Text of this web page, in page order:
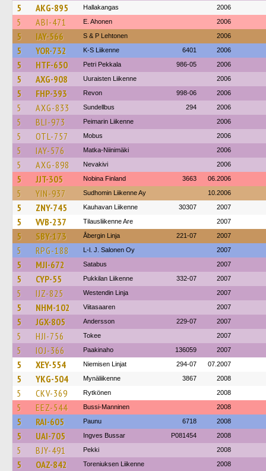
5 AKG-895 Hallakangas 2006
5 ABI-471 E. Ahonen 2006
5 IAY-566 S & P Lehtonen 2006
5 YOR-732 K-S Liikenne 6401 2006
5 HTF-650 Petri Pekkala 986-05 2006
5 AXG-908 Uuraisten Liikenne 2006
5 FHP-393 Revon 998-06 2006
5 AXG-833 Sundellbus 294 2006
5 BLI-973 Peimarin Liikenne 2006
5 OTL-757 Mobus 2006
5 IAY-576 Matka-Niinimäki 2006
5 AXG-898 Nevakivi 2006
5 JJT-305 Nobina Finland 3663 06.2006
5 YIN-937 Sudhomin Liikenne Ay 10.2006
5 ZNY-745 Kauhavan Liikenne 30307 2007
5 VVB-237 Tilausliikenne Are 2007
5 SBY-173 Åbergin Linja 221-07 2007
5 RPG-188 L-l. J. Salonen Oy 2007
5 MJI-672 Satabus 2007
5 CYP-55 Pukkilan Liikenne 332-07 2007
5 IJZ-825 Westendin Linja 2007
5 NHM-102 Viitasaaren 2007
5 JGX-805 Andersson 229-07 2007
5 HJI-756 Tokee 2007
5 IOJ-366 Paakinaho 136059 2007
5 XEY-554 Niemisen Linjat 294-07 07.2007
5 YKG-504 Mynäliikenne 3867 2008
5 CKV-369 Rytkönen 2008
5 EEZ-544 Bussi-Manninen 2008
5 RAI-605 Paunu 6718 2008
5 UAI-705 Ingves Bussar P081454 2008
5 BJY-491 Pekki 2008
5 OAZ-842 Toreniuksen Liikenne 2008